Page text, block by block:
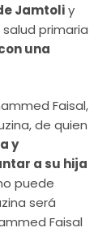
Jamtoliy
primaria
una
Faisal,
de quien
y
a su hija
puede
será
Faisal